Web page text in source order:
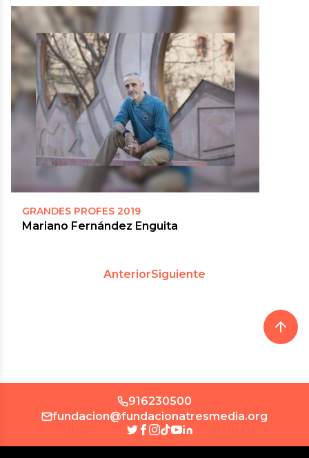
GRANDES PROFES 2019
Mariano Fernández Enguita
AnteriorSiguiente
916230500
fundacion@fundacionatresmedia.org